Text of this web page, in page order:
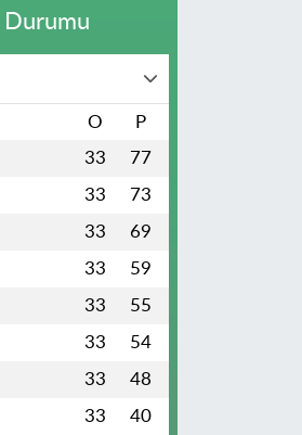
Durumu
O P
33 77
33 73
33 69
33 59
33 55
33 54
33 48
33 40